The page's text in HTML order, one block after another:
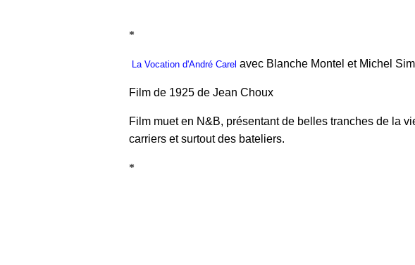
*
La Vocation d'André Carel avec Blanche Montel et Michel
Film de 1925 de Jean Choux
Film muet en N&B, présentant de belles tranches de la
carriers et surtout des bateliers.
*